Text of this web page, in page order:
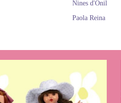
Nines d'Onil
Paola Reina